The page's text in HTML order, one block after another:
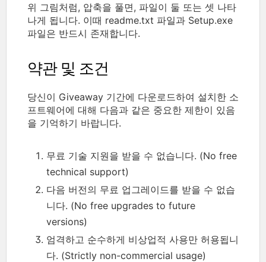
위 그림처럼, 압축을 풀면, 파일이 둘 또는 셋 나타
나게 됩니다. 이때 readme.txt 파일과 Setup.exe
파일은 반드시 존재합니다.
약관 및 조건
당신이 Giveaway 기간에 다운로드하여 설치한 소
프트웨어에 대해 다음과 같은 중요한 제한이 있음
을 기억하기 바랍니다.
무료 기술 지원을 받을 수 없습니다. (No free
technical support)
다음 버전의 무료 업그레이드를 받을 수 없습
니다. (No free upgrades to future
versions)
엄격하고 순수하게 비상업적 사용만 허용됩니
다. (Strictly non-commercial usage)